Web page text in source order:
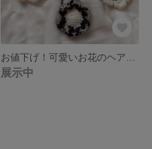
展示中